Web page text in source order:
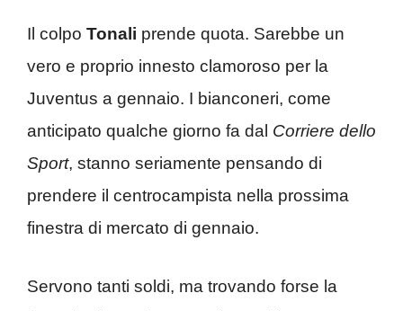
Il colpo Tonali prende quota. Sarebbe un
vero e proprio innesto clamoroso per la
Juventus a gennaio. I bianconeri, come
anticipato qualche giorno fa dal Corriere dello
Sport, stanno seriamente pensando di
prendere il centrocampista nella prossima
finestra di mercato di gennaio.
Servono tanti soldi, ma trovando forse la